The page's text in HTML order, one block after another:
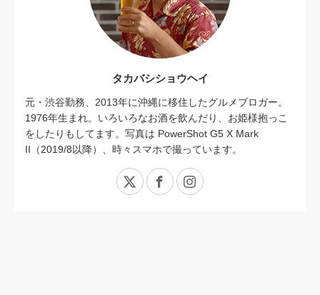
タカバシショウヘイ
元・渋谷勤務、2013年に沖縄に移住したグルメブロガー。
1976年生まれ。いろいろなお酒を飲んだり、お姫様抱っこ
をしたりもしてます。写真は PowerShot G5 X Mark
II（2019/8以降）、時々スマホで撮っています。
X FacebookInstagram